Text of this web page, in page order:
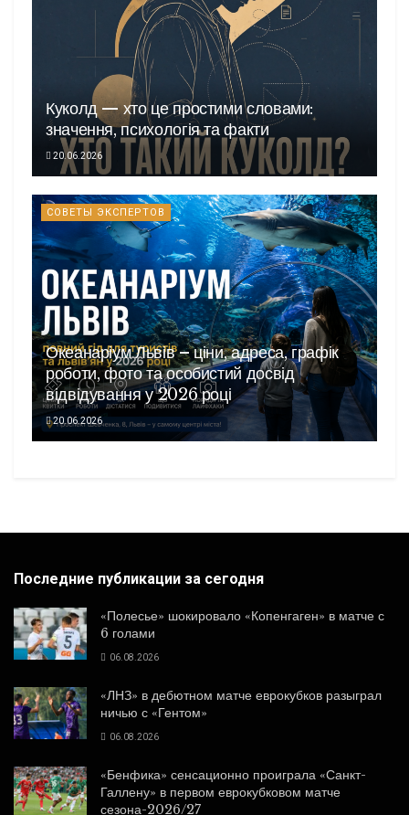
Куколд — хто це простими словами:
значення, психологія та факти
20.06.2026
СОВЕТЫ ЭКСПЕРТОВ
Океанаріум Львів – ціни, адреса, графік
роботи, фото та особистий досвід
відвідування у 2026 році
20.06.2026
Последние публикации за сегодня
«Полесье» шокировало «Копенгаген» в матче с
6 голами
06.08.2026
«ЛНЗ» в дебютном матче еврокубков разыграл
ничью с «Гентом»
06.08.2026
«Бенфика» сенсационно проиграла «Санкт-
Галлену» в первом еврокубковом матче
сезона-2026/27